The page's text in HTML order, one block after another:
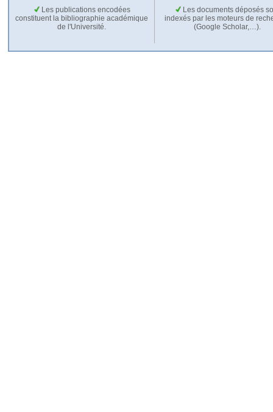
Les publications encodées
constituent la bibliographie académique
de l'Université.
Les documents déposés
indexés par les moteurs de
(Google Scholar,…).